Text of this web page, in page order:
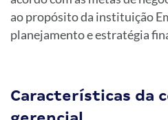
ao propósito da instituição
planejamento e estratégia
Características da